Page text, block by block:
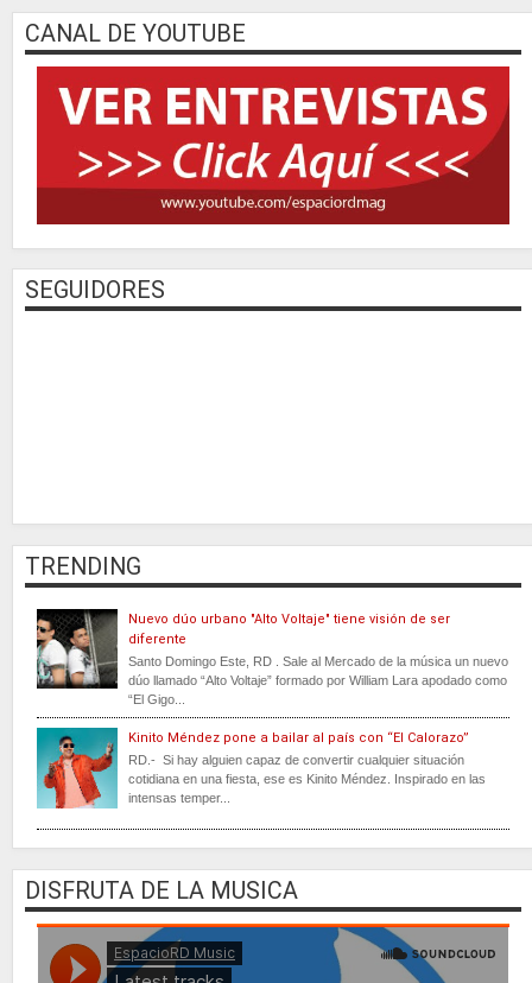
CANAL DE YOUTUBE
SEGUIDORES
TRENDING
Nuevo dúo urbano "Alto Voltaje" tiene visión de ser
diferente
Santo Domingo Este, RD . Sale al Mercado de la música un nuevo
dúo llamado “Alto Voltaje” formado por William Lara apodado como
“El Gigo...
Kinito Méndez pone a bailar al país con “El Calorazo”
RD.- Si hay alguien capaz de convertir cualquier situación
cotidiana en una fiesta, ese es Kinito Méndez. Inspirado en las
intensas temper...
DISFRUTA DE LA MUSICA